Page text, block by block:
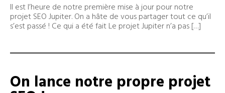
Il est l’heure de notre première mise à jour pour notre
projet SEO Jupiter. On a hâte de vous partager tout ce qu’il
s’est passé ! Ce qui a été fait Le projet Jupiter n’a pas […]
On lance notre propre projet